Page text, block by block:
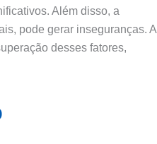
Além disso, a
pode gerar inseguranças. A
desses fatores,